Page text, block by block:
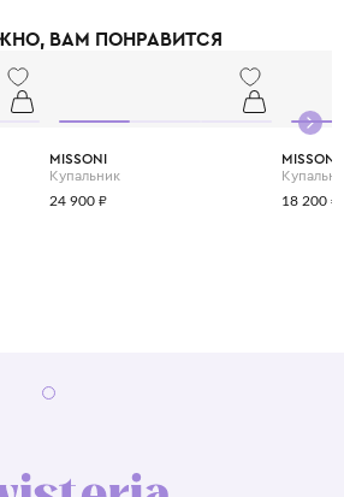
комфортными силуэтами, которые остаются
позволяют создавать эффектные
Выбирая Missoni, вы дарите своему ребёнку
и частичку итальянской модной истории,
ВАМ ПОНРАВИТСЯ
MISSONI
Купальник
24 900 ₽
MISSONI
18 200 ₽